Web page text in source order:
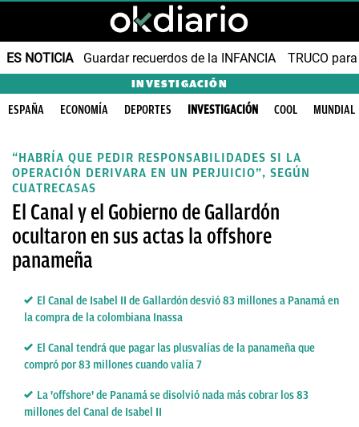
ES NOTICIA Guardar recuerdos de la INFANCIA TRUCO
INVESTIGACIÓN
ESPAÑA ECONOMÍA DEPORTES INVESTIGACIÓN COOL MUNDIAL
“HABRÍA QUE PEDIR RESPONSABILIDADES SI LA
OPERACIÓN DERIVARA EN UN PERJUICIO”, SEGÚN
CUATRECASAS
El Canal y el Gobierno de Gallardón
ocultaron en sus actas la offshore
panameña
El Canal de Isabel II de Gallardón desvió 83 millones a Panamá en
la compra de la colombiana Inassa
El Canal tendrá que pagar las plusvalías de la panameña que
compró por 83 millones cuando valía 7
La 'offshore' de Panamá se disolvió nada más cobrar los 83
millones del Canal de Isabel II